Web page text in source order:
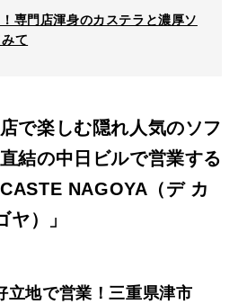
専門店渾身のカステラと濃厚ソ
て
で楽しむ隠れ人気のソフ
結の中日ビルで営業する
NAGOYA（デ カ
）」
立地で営業！三重県津市